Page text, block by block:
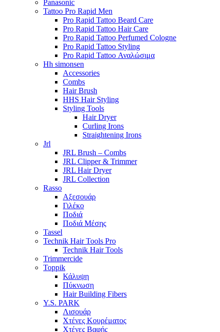
Panasonic
Tattoo Pro Rapid Men
Pro Rapid Tattoo Beard Care
Pro Rapid Tattoo Hair Care
Pro Rapid Tattoo Perfumed Cologne
Pro Rapid Tattoo Styling
Pro Rapid Tattoo Αναλώσιμα
Hh simonsen
Accessories
Combs
Hair Brush
HHS Hair Styling
Styling Tools
Hair Dryer
Curling Irons
Straightening Irons
Jrl
JRL Brush – Combs
JRL Clipper & Trimmer
JRL Hair Dryer
JRL Collection
Rasso
Αξεσουάρ
Γιλέκο
Ποδιά
Ποδιά Μέσης
Tassel
Technik Hair Tools Pro
Technik Hair Tools
Trimmercide
Toppik
Κάλυψη
Πύκνωση
Hair Building Fibers
Y.S. PARK
Λισουάρ
Χτένες Κουρέματος
Χτένες Βαφής